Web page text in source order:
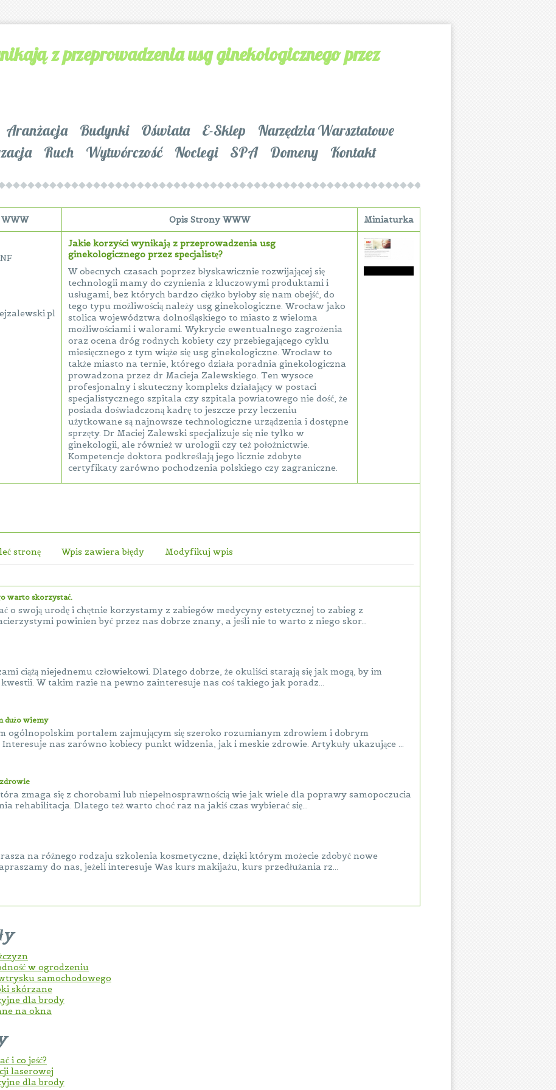
z przeprowadzenia usg ginekologicznego przez
Aranżacja Budynki Oświata E-Sklep
Narzędzia Warsztatowe
Ruch Wytwórczość Noclegi SPA Domeny Kontakt
Opis Strony WWW Miniaturka
Jakie korzyści wynikają z przeprowadzenia usg
ginekologicznego przez specjalistę?
W obecnych czasach poprzez błyskawicznie rozwijającej się
technologii mamy do czynienia z kluczowymi produktami i
usługami, bez których bardzo ciężko byłoby się nam obejść, do
tego typu możliwością należy usg ginekologiczne. Wrocław jako
stolica województwa dolnośląskiego to miasto z wieloma
możliwościami i walorami. Wykrycie ewentualnego zagrożenia
oraz ocena dróg rodnych kobiety czy przebiegającego cyklu
miesięcznego z tym wiąże się usg ginekologiczne. Wrocław to
także miasto na ternie, którego działa poradnia ginekologiczna
prowadzona przez dr Macieja Zalewskiego. Ten wysoce
profesjonalny i skuteczny kompleks działający w postaci
specjalistycznego szpitala czy szpitala powiatowego nie dość, że
posiada doświadczoną kadrę to jeszcze przy leczeniu
użytkowane są najnowsze technologiczne urządzenia i dostępne
sprzęty. Dr Maciej Zalewski specjalizuje się nie tylko w
ginekologii, ale również w urologii czy też położnictwie.
Kompetencje doktora podkreślają jego licznie zdobyte
certyfikaty zarówno pochodzenia polskiego czy zagraniczne.
stronę Wpis zawiera błędy Modyfikuj wpis
warto skorzystać.
o swoją urodę i chętnie korzystamy z zabiegów medycyny estetycznej to zabieg z
powinien być przez nas dobrze znany, a jeśli nie to warto z niego skor...
ciążą niejednemu człowiekowi. Dlatego dobrze, że okuliści starają się jak mogą, by im
W takim razie na pewno zainteresuje nas coś takiego jak poradz...
dużo wiemy
ogólnopolskim portalem zajmującym się szeroko rozumianym zdrowiem i dobrym
Interesuje nas zarówno kobiecy punkt widzenia, jak i meskie zdrowie. Artykuły ukazujące ...
zmaga się z chorobami lub niepełnosprawnością wie jak wiele dla poprawy samopoczucia
rehabilitacja. Dlatego też warto choć raz na jakiś czas wybierać się...
na różnego rodzaju szkolenia kosmetyczne, dzięki którym możecie zdobyć nowe
do nas, jeżeli interesuje Was kurs makijażu, kurs przedłużania rz...
w ogrodzeniu
samochodowego
skórzane
dla brody
na okna
i co jeść?
laserowej
dla brody